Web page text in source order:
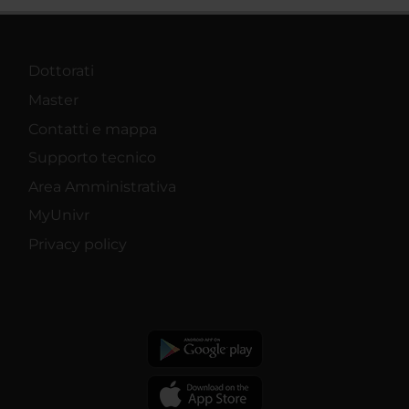
Dottorati
Master
Contatti e mappa
Supporto tecnico
Area Amministrativa
MyUnivr
Privacy policy